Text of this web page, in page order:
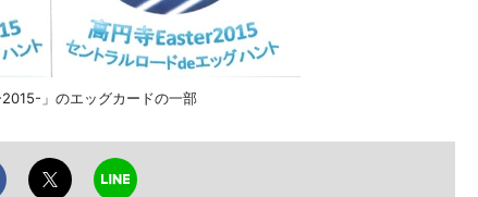
」のエッグカードの一部